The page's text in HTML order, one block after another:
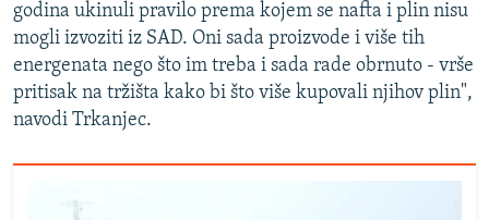
godina ukinuli pravilo prema kojem se nafta i plin nisu
mogli izvoziti iz SAD. Oni sada proizvode i više tih
energenata nego što im treba i sada rade obrnuto - vrše
pritisak na tržišta kako bi što više kupovali njihov plin",
navodi Trkanjec.